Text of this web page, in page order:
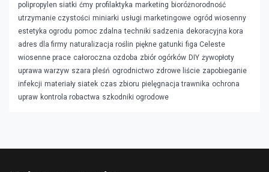
polipropylen siatki ćmy profilaktyka marketing bioróżnorodność
utrzymanie czystości miniarki usługi marketingowe ogród wiosenny
estetyka ogrodu pomoc zdalna techniki sadzenia dekoracyjna kora
adres dla firmy naturalizacja roślin piękne gatunki figa Celeste
wiosenne prace całoroczna ozdoba zbiór ogórków DIY żywopłoty
uprawa warzyw szara pleśń ogrodnictwo zdrowe liście zapobieganie
infekcji materiały siatek czas zbioru pielęgnacja trawnika ochrona
upraw kontrola robactwa szkodniki ogrodowe